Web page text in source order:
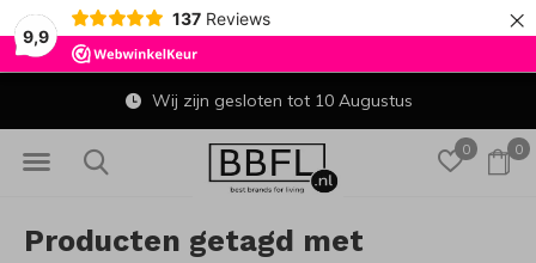
9,9
137 Reviews ×
0 0
Wij zijn gesloten tot 10 Augustus
Producten getagd met